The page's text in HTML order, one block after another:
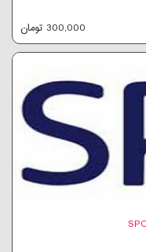
300,000 تومان